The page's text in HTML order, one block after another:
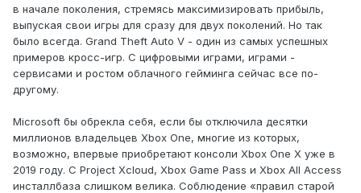
в начале поколения, стремясь максимизировать прибыль,
выпуская свои игры для сразу для двух поколений. Но так
было всегда. Grand Theft Auto V - один из самых успешных
примеров кросс-игр. С цифровыми играми, играми -
сервисами и ростом облачного гейминга сейчас все по-
другому.
Microsoft бы обрекла себя, если бы отключила десятки
миллионов владельцев Xbox One, многие из которых,
возможно, впервые приобретают консоли Xbox One X уже в
2019 году. С Project Xcloud, Xbox Game Pass и Xbox All Access
инсталлбаза слишком велика. Соблюдение «правил старой